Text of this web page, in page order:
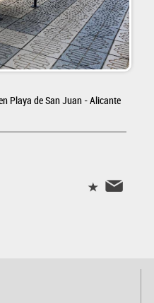
Playa de San Juan - Alicante